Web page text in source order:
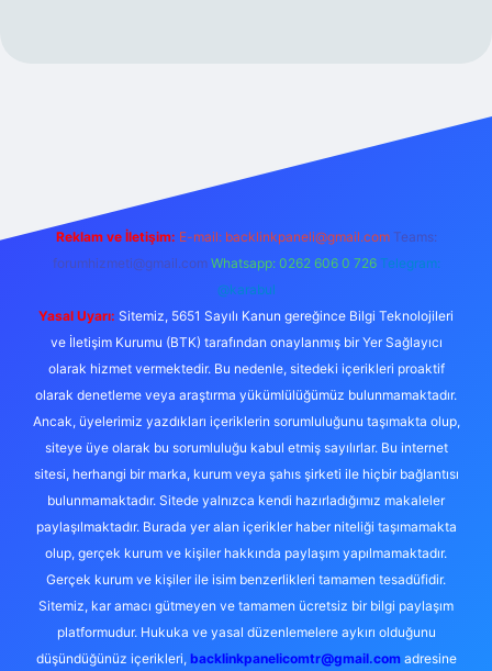
Reklam ve İletişim: E-mail: backlinkpaneli@gmail.com Teams:
forumhizmeti@gmail.com Whatsapp: 0262 606 0 726 Telegram:
@karabul
Yasal Uyarı: Sitemiz, 5651 Sayılı Kanun gereğince Bilgi Teknolojileri
ve İletişim Kurumu (BTK) tarafından onaylanmış bir Yer Sağlayıcı
olarak hizmet vermektedir. Bu nedenle, sitedeki içerikleri proaktif
olarak denetleme veya araştırma yükümlülüğümüz bulunmamaktadır.
Ancak, üyelerimiz yazdıkları içeriklerin sorumluluğunu taşımakta olup,
siteye üye olarak bu sorumluluğu kabul etmiş sayılırlar. Bu internet
sitesi, herhangi bir marka, kurum veya şahıs şirketi ile hiçbir bağlantısı
bulunmamaktadır. Sitede yalnızca kendi hazırladığımız makaleler
paylaşılmaktadır. Burada yer alan içerikler haber niteliği taşımamakta
olup, gerçek kurum ve kişiler hakkında paylaşım yapılmamaktadır.
Gerçek kurum ve kişiler ile isim benzerlikleri tamamen tesadüfidir.
Sitemiz, kar amacı gütmeyen ve tamamen ücretsiz bir bilgi paylaşım
platformudur. Hukuka ve yasal düzenlemelere aykırı olduğunu
düşündüğünüz içerikleri, backlinkpanelicomtr@gmail.comadresine